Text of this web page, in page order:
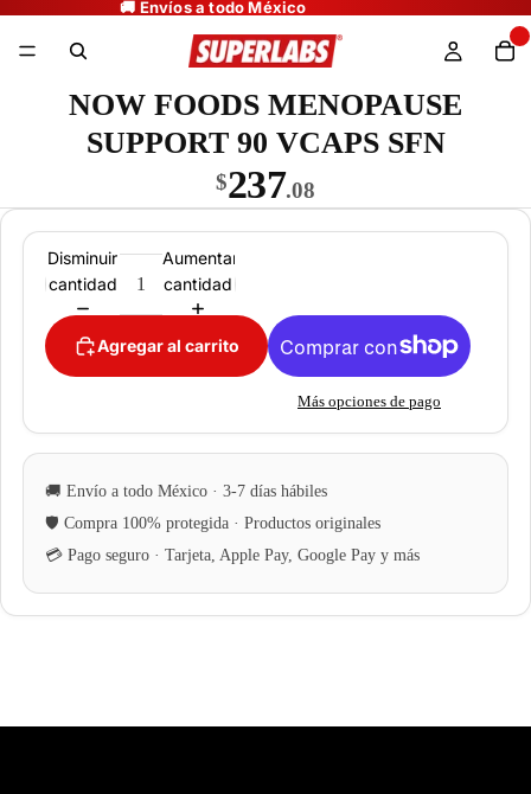
NOW FOODS MENOPAUSE
SUPPORT 90 VCAPS SFN
$237.08
Disminuir
cantidad
Aumentar
cantidad
Agregar al carrito
Más opciones de pago